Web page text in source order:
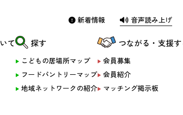
新着情報 音声読み上げ
て 探す
こどもの居場所マップ
フードパントリーマップ
地域ネットワークの紹介
つながる・支援す
会員募集
会員紹介
マッチング掲示板